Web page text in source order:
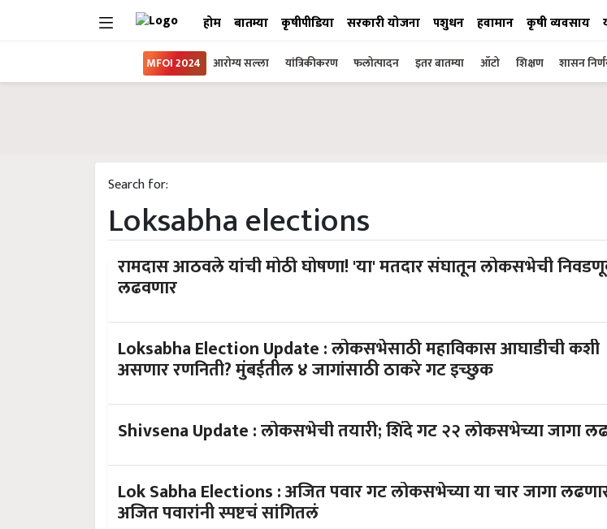
होम बातम्या कृषीपीडिया सरकारी योजना पशुधन हवामान कृषी व्यवसाय
MFOI 2024 आरोग्य सल्ला यांत्रिकीकरण फलोत्पादन इतर बातम्या ऑटो शिक्षण शासन
Search for:
Loksabha elections
रामदास आठवले यांची मोठी घोषणा! 'या' मतदार संघातून लोकसभेची
लढवणार
Loksabha Election Update : लोकसभेसाठी महाविकास आघाडीची कशी
असणार रणनिती? मुंबईतील ४ जागांसाठी ठाकरे गट इच्छुक
Shivsena Update : लोकसभेची तयारी; शिंदे गट २२ लोकसभेच्या जागा
Lok Sabha Elections : अजित पवार गट लोकसभेच्या या चार जागा
अजित पवारांनी स्पष्टचं सांगितलं